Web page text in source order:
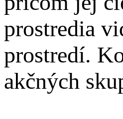
prostredia
prostredí.
akčných